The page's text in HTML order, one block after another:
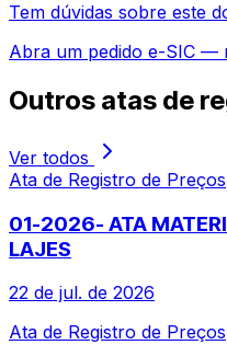
Tem dúvidas sobre este
Abra um pedido e-SIC —
Outros atas de
Ver todos
Ata de Registro de Preços
01-2026- ATA
LAJES
22 de jul. de 2026
Ata de Registro de Preços